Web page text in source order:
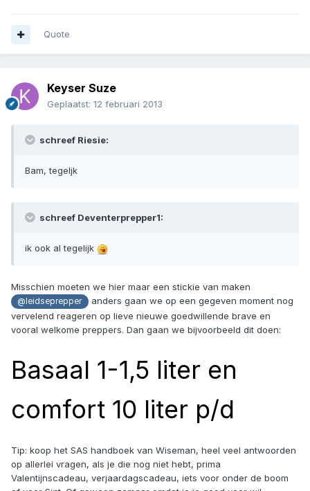
Quote
Keyser Suze
Geplaatst: 12 februari 2013
schreef Riesie:
Bam, tegeljk
schreef Deventerprepper1:
ik ook al tegelijk
Misschien moeten we hier maar een stickie van maken
@leidseprepper
anders gaan we op een gegeven moment nog
vervelend reageren op lieve nieuwe goedwillende brave en
vooral welkome preppers. Dan gaan we bijvoorbeeld dit doen:
Basaal 1-1,5 liter en
comfort 10 liter p/d
Tip: koop het SAS handboek van Wiseman, heel veel antwoorden
op allerlei vragen, als je die nog niet hebt, prima
Valentijnscadeau, verjaardagscadeau, iets voor onder de boom